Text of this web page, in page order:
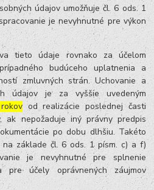
údajov umožňuje čl. 6 ods. 1
je nevyhnutné pre výkon
tieto údaje rovnako za účelom
budúceho uplatnenia a
zmluvných strán. Uchovanie a
údajov je za vyššie uvedeným
od realizácie poslednej časti
ak nepožaduje iný právny predpis
po dobu dlhšiu. Takéto
na základe čl. 6 ods. 1 písm. c) a f)
je nevyhnutné pre splnenie
pre účely oprávnených záujmov